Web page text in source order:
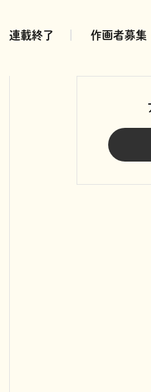
連載終了 作画者募集